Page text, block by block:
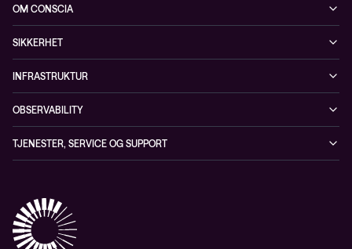
Observability
Tjenester, service og support
Referanser
Whitepapers
Blogg
Nyheter
OM CONSCIA
Ansatte
Partnere
Presserom
Aktsomhetsvurdering
SIKKERHET
Sikkerhetsløsninger
Conscia ThreatInsights
INFRASTRUKTUR
Løsninger
OBSERVABILITY
TJENESTER, SERVICE OG SUPPORT
Conscia Education Services